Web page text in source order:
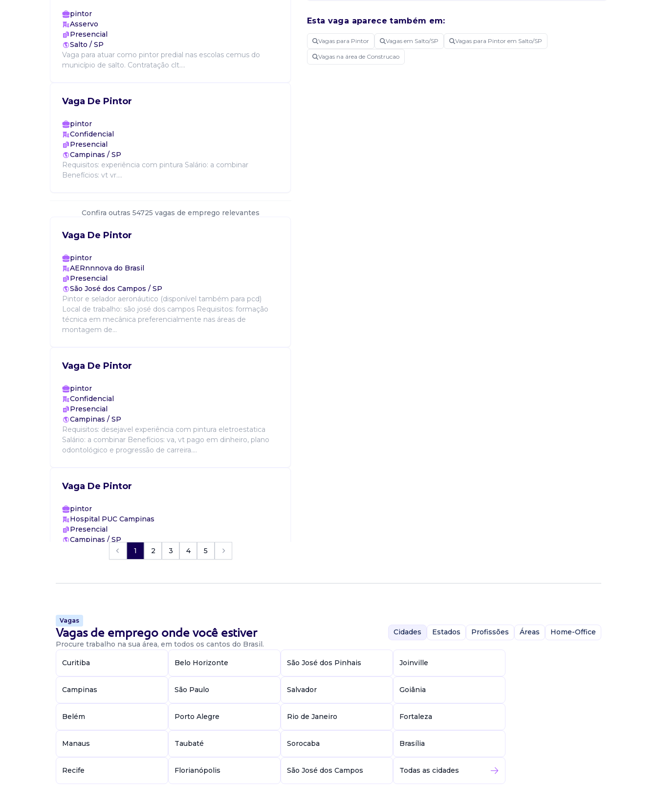
pintor
Asservo
Presencial
Salto / SP
Vaga para atuar como pintor predial nas escolas cemus do
município de salto. Contratação clt....
Vaga De Pintor
pintor
Confidencial
Presencial
Campinas / SP
Requisitos: experiência com pintura Salário: a combinar
Benefícios: vt vr....
Confira outras 54725 vagas de emprego relevantes
Vaga De Pintor
pintor
AERnnnova do Brasil
Presencial
São José dos Campos / SP
Pintor e selador aeronáutico (disponível também para pcd)
Local de trabalho: são josé dos campos Requisitos: formação
técnica em mecânica preferencialmente nas áreas de
montagem de...
Vaga De Pintor
pintor
Confidencial
Presencial
Campinas / SP
Requisitos: desejavel experiência com pintura eletroestatica
Salário: a combinar Benefícios: va, vt pago em dinheiro, plano
odontológico e progressão de carreira....
Vaga De Pintor
pintor
Hospital PUC Campinas
Presencial
Campinas / SP
Hospital puc campinas está com 3 vaga(s) em aberto para
campinas. Responsabilidades: conhecimento em técnicas de
Vaga De Pintor
pintor
CCS
Presencial
A ccs é especializada na transformação de metais e alumínio,
focada na produção de peças. Está com 10 vaga(s) em aberto
para limeira. Responsabilidades: será responsável por prepar...
pintor
Confidencial
1 2 3 4 5
Esta vaga aparece também em:
Vagas para Pintor Vagas em Salto/SP Vagas para Pintor em Salto/SP
Vagas na área de Construcao
Vagas
Vagas de emprego onde você estiver
Procure trabalho na sua área, em todos os cantos do Brasil.
Cidades Estados Profissões Áreas Home-Office
Curitiba Belo Horizonte São José dos Pinhais Joinville
Campinas São Paulo Salvador Goiânia
Belém Porto Alegre Rio de Janeiro Fortaleza
Manaus Taubaté Sorocaba Brasília
Recife Florianópolis São José dos Campos Todas as cidades